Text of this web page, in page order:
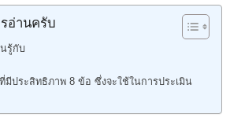
อ่านครับ
รู้กับ
ประสิทธิภาพ 8 ข้อ ซึ่งจะใช้ในการประเมิน